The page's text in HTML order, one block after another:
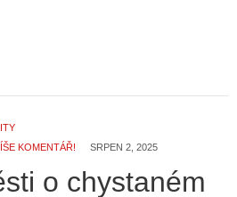
KOMENTÁŘ!
SRPEN 2, 2025
o chystaném